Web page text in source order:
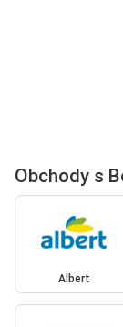
Obchody s
Albert